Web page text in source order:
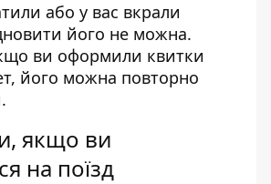
або у вас вкрали
його не можна.
ви оформили квитки
його можна повторно
якщо ви
на поїзд